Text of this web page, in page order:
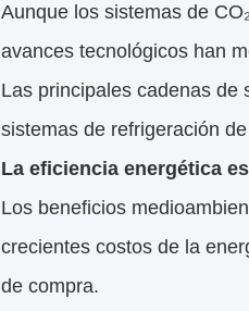
Aunque los sistemas de
avances tecnológicos han
Las principales cadenas de
sistemas de refrigeración
La eficiencia energética
Los beneficios
crecientes costos de la
de compra.